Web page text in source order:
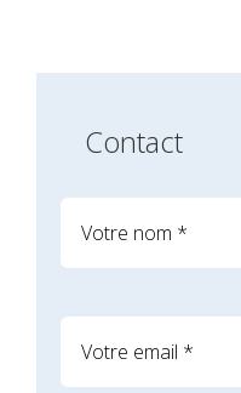
Contact